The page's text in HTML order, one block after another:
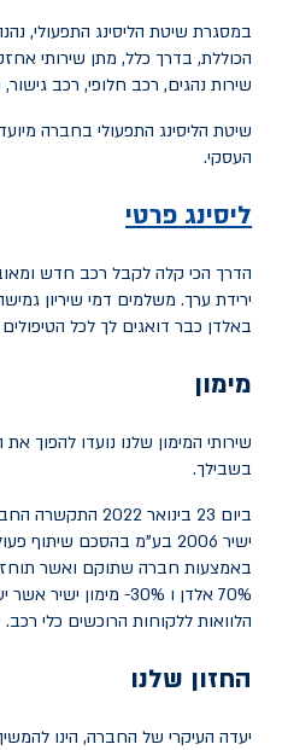
במסגרת שיטת הליסינג התפעולי,
הכוללת, בדרך כלל, מתן שירותי
שירות נהגים, רכב חלופי, רכב גישור,
שיטת הליסינג התפעולי בחברה
העסקי.
ליסינג פרטי
הדרך הכי קלה לקבל רכב חדש
ירידת ערך. משלמים דמי שיריון
באלדן כבר דואגים לך לכל הטיפולים
מימון
שירותי המימון שלנו נועדו להפוך
בשבילך.
ביום 23 בינואר
ישיר 2006 בע"מ בהסכם
באמצעות חברה שתוקם ואשר
70% אלדן ו 30%- מימון
הלוואות ללקוחות הרוכשים כלי רכב.
החזון שלנו
יעדה העיקרי של החברה, הינו